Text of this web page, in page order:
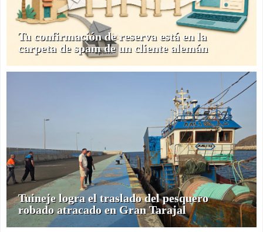
Tu confirmación de reserva está en la
carpeta de spam de un cliente alemán
Tuineje logra el traslado del pesquero
robado atracado en Gran Tarajal